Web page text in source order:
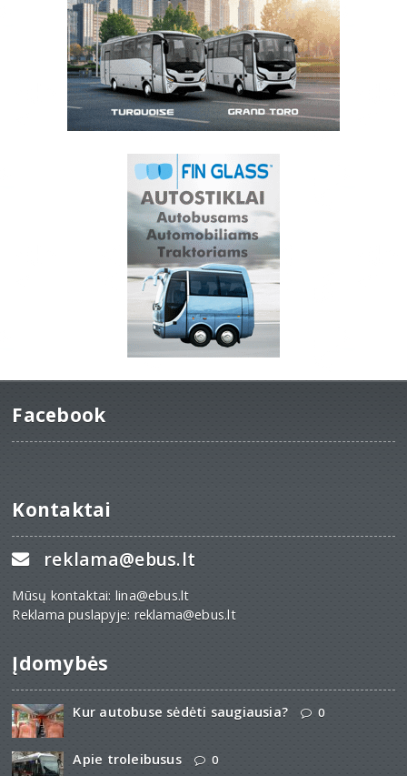
Facebook
Kontaktai
reklama@ebus.lt
Mūsų kontaktai: lina@ebus.lt
Reklama puslapyje: reklama@ebus.lt
Įdomybės
Kur autobuse sėdėti saugiausia? 0
Apie troleibusus 0